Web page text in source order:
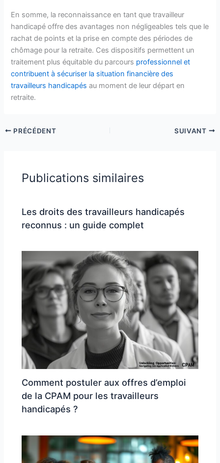
En somme, la reconnaissance en tant que travailleur
handicapé offre des avantages non négligeables tels que le
rachat de points et la prise en compte des périodes de
chômage pour la retraite. Ces dispositifs permettent un
traitement plus équitable du parcours professionnel et
contribuent à sécuriser la situation financière des
travailleurs handicapés au moment de leur départ en
retraite.
PRÉCÉDENT SUIVANT
Publications similaires
Les droits des travailleurs handicapés
reconnus : un guide complet
Comment postuler aux offres d’emploi
de la CPAM pour les travailleurs
handicapés ?